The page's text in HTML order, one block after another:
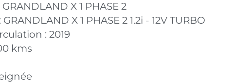
GRANDLAND X 1 PHASE 2
GRANDLAND X 1 PHASE 2 1.2i - 12V TURBO
: 2019
kms